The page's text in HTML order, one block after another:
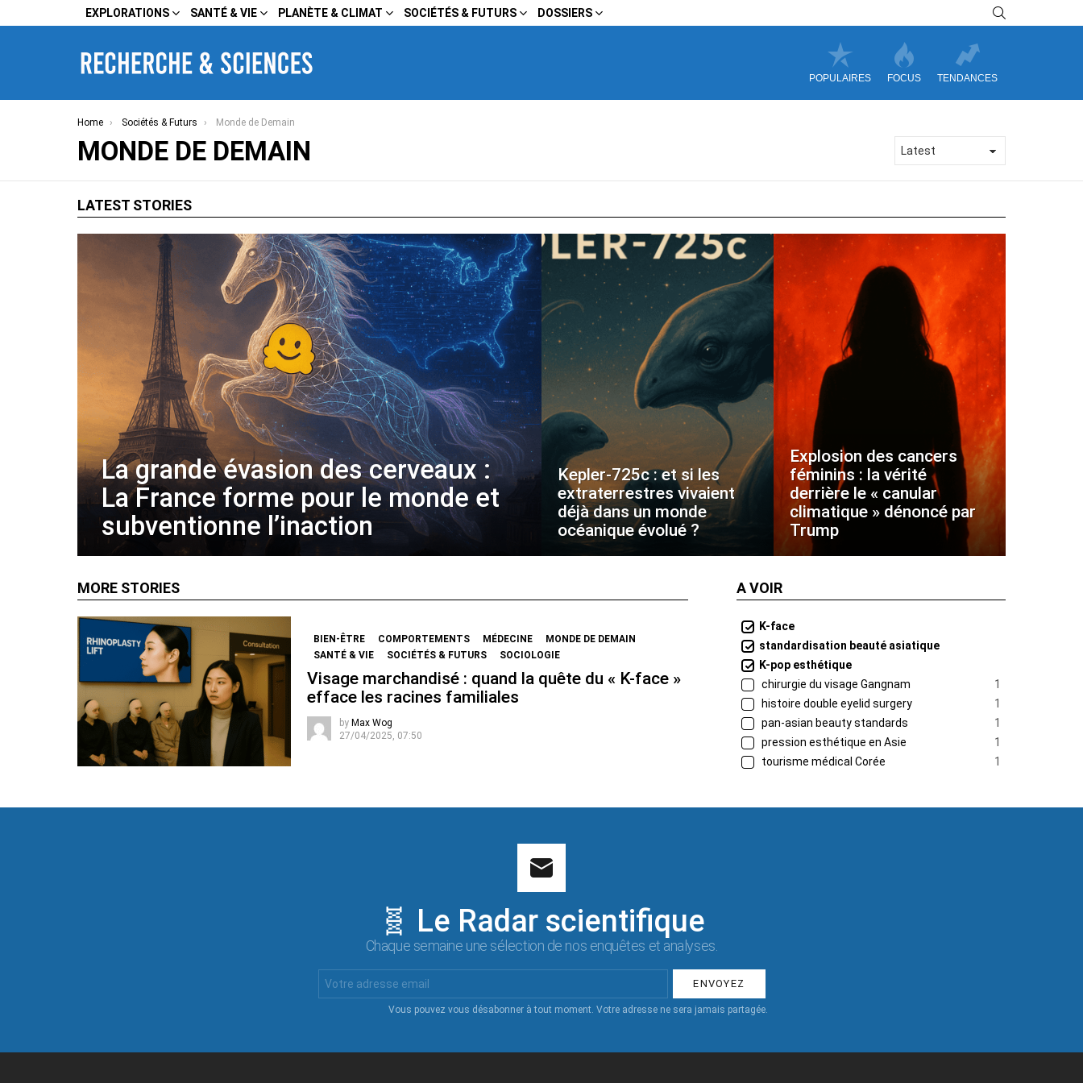
EXPLORATIONS SANTÉ & VIE PLANÈTE & CLIMAT SOCIÉTÉS & FUTURS DOSSIERS
POPULAIRES FOCUS TENDANCES
You are here:
Home Sociétés & Futurs Monde de Demain
MONDE DE DEMAIN
LATEST STORIES
La grande évasion des cerveaux :
La France forme pour le monde et
subventionne l’inaction
Kepler-725c : et si les
extraterrestres vivaient
déjà dans un monde
océanique évolué ?
Explosion des cancers
féminins : la vérité
derrière le « canular
climatique » dénoncé par
Trump
MORE STORIES
BIEN-ÊTRE COMPORTEMENTS MÉDECINE
MONDE DE DEMAIN
SANTÉ & VIE
SOCIÉTÉS & FUTURS SOCIOLOGIE
Visage marchandisé : quand la quête du « K-face »
efface les racines familiales
by Max Wog
27/04/2025, 07:50
A VOIR
K-face
standardisation beauté asiatique
K-pop esthétique
chirurgie du visage Gangnam
1
histoire double eyelid surgery
1
pan-asian beauty standards
1
pression esthétique en Asie
1
tourisme médical Corée
1
🧬 Le Radar scientifique
Chaque semaine une sélection de nos enquêtes et analyses.
Email
:
Vous pouvez vous désabonner à tout moment. Votre adresse ne sera jamais partagée.